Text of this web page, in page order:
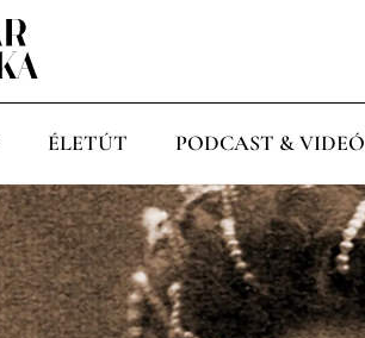
ÉLETÚT PODCAST & VIDEÓ